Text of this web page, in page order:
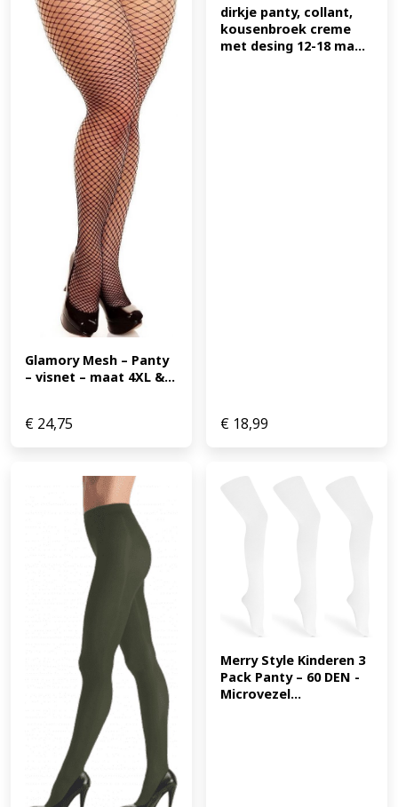
Glamory Mesh – Panty
– visnet – maat 4XL &...
€ 24,75
dirkje panty, collant,
kousenbroek creme
met desing 12-18 ma...
€ 18,99
Merry Style Kinderen 3
Pack Panty – 60 DEN -
Microvezel...